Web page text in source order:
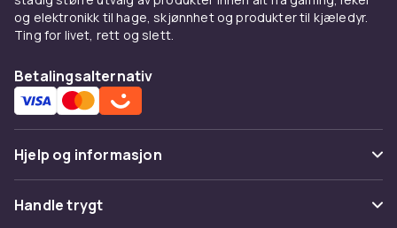
og elektronikk til hage, skjønnhet og produkter til kjæledyr.
Ting for livet, rett og slett.
Betalingsalternativ
Hjelp og informasjon
Vanlige spørsmål
Handle trygt